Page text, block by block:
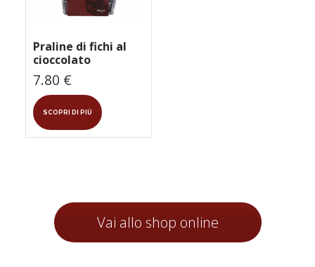
Praline di fichi al
cioccolato
7.80 €
SCOPRI DI PIÙ
Vai allo shop online